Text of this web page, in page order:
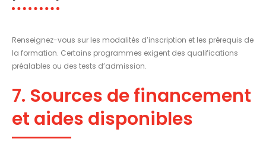
Renseignez-vous sur les modalités d’inscription et les prérequis de
la formation. Certains programmes exigent des qualifications
préalables ou des tests d’admission.
7. Sources de financement
et aides disponibles